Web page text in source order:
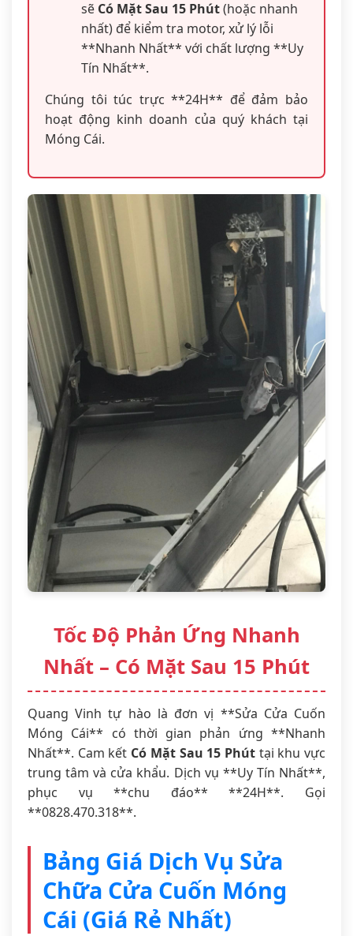
sẽ Có Mặt Sau 15 Phút(hoặc nhanh
nhất) để kiểm tra motor, xử lý lỗi
**Nhanh Nhất** với chất lượng **Uy
Tín Nhất**.
Chúng tôi túc trực **24H** để đảm bảo
hoạt động kinh doanh của quý khách tại
Móng Cái.
Tốc Độ Phản Ứng Nhanh
Nhất – Có Mặt Sau 15 Phút
Quang Vinh tự hào là đơn vị **Sửa Cửa Cuốn
Móng Cái** có thời gian phản ứng **Nhanh
Nhất**. Cam kết Có Mặt Sau 15 Phúttại khu vực
trung tâm và cửa khẩu. Dịch vụ **Uy Tín Nhất**,
phục vụ **chu đáo** **24H**. Gọi
**0828.470.318**.
Bảng Giá Dịch Vụ Sửa
Chữa Cửa Cuốn Móng
Cái (Giá Rẻ Nhất)